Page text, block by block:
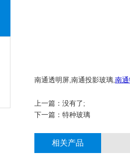
南通透明屏,南通投影玻璃, 南
上一篇：没有了;
下一篇： 特种玻璃
相关产品